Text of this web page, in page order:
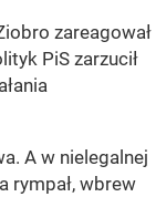
zareagował
PiS zarzucił
A w nielegalnej
rympał, wbrew